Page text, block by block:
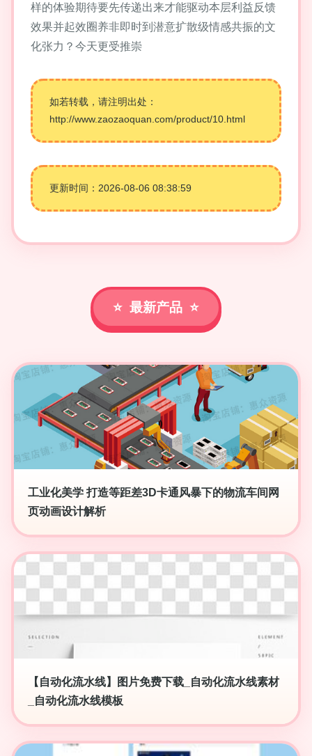
样的体验期待要先传递出来才能驱动本层利益反馈
效果并起效圈养非即时到潜意扩散级情感共振的文
化张力？今天更受推崇
如若转载，请注明出处：
http://www.zaozaoquan.com/product/10.html
更新时间：2026-08-06 08:38:59
最新产品
工业化美学 打造等距差3D卡通风暴下的物流车间网
页动画设计解析
【自动化流水线】图片免费下载_自动化流水线素材
_自动化流水线模板